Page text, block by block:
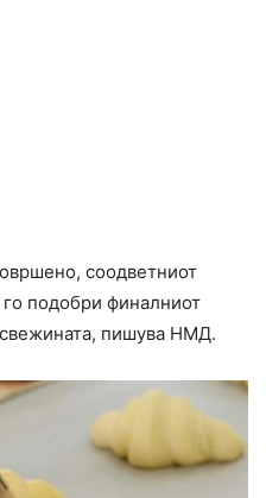
соодветниот
подобри финалниот
свежината, пишува НМД.